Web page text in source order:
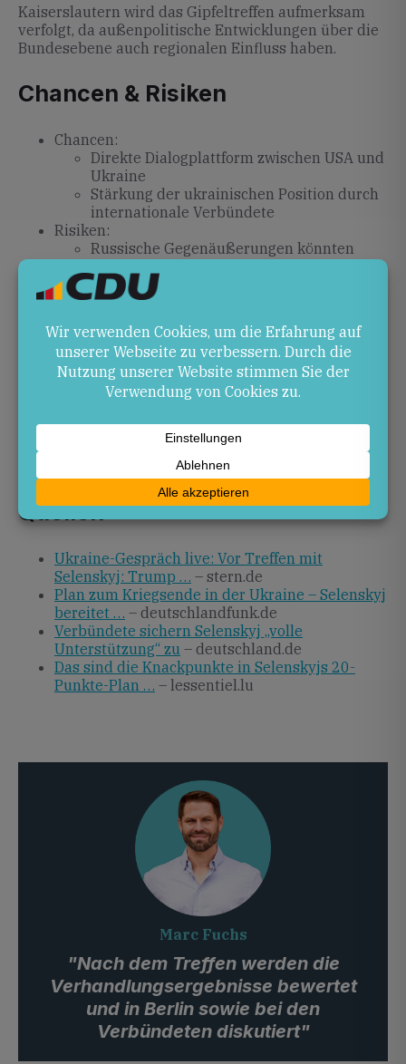
Kaiserslautern wird das Gipfeltreffen aufmerksam
verfolgt, da außenpolitische Entwicklungen über die
Bundesebene auch regionalen Einfluss haben.
Chancen & Risiken
Chancen:
Direkte Dialogplattform zwischen USA und
Ukraine
Stärkung der ukrainischen Position durch
internationale Verbündete
Risiken:
Russische Gegenäußerungen könnten
Unklare Ergebnisse könnten Eskalationen
nicht verhindern
Ausblick
Nach dem Treffen werden die
sowie bei den Verbündeten diskutiert. Ein konkreter
Fahrplan für weitere Schritte hängt maßgeblich von
den Ergebnissen in Florida ab.
Quellen
Ukraine-Gespräch live: Vor Treffen mit
Selenskyj: Trump … – stern.de
Plan zum Kriegsende in der Ukraine – Selenskyj
bereitet … – deutschlandfunk.de
Verbündete sichern Selenskyj „volle
Unterstützung“ zu – deutschland.de
Das sind die Knackpunkte in Selenskyjs 20-
Punkte-Plan … – lessentiel.lu
Marc Fuchs
"Nach dem Treffen werden die
Verhandlungsergebnisse bewertet
und in Berlin sowie bei den
Verbündeten diskutiert"